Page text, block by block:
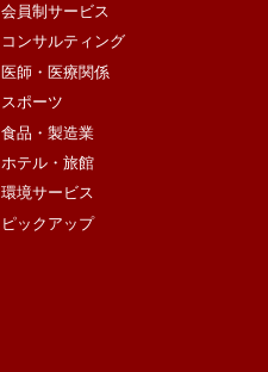
会員制サービス
コンサルティング
医師・医療関係
スポーツ
食品・製造業
ホテル・旅館
環境サービス
ピックアップ